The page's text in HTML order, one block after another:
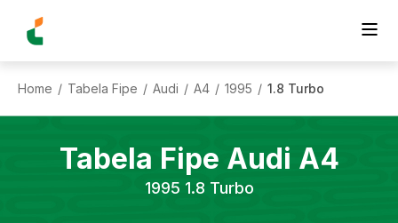
Home / Tabela Fipe / Audi / A4 / 1995 / 1.8 Turbo
Tabela Fipe Audi A4
1995 1.8 Turbo